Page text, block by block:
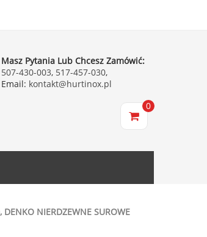
Masz Pytania Lub Chcesz Zamówić:
507-430-003, 517-457-030,
Email: kontakt@hurtinox.pl
0
DENKO NIERDZEWNE SUROWE